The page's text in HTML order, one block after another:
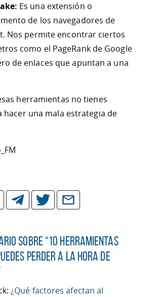
Es una extensión o
de los navegadores de
Nos permite encontrar ciertos
como el PageRank de Google
de enlaces que apuntan a una
herramientas no tienes
hacer una mala estrategia de
sobre “10 herramientas
perder a la hora de
¿Qué factores afectan al